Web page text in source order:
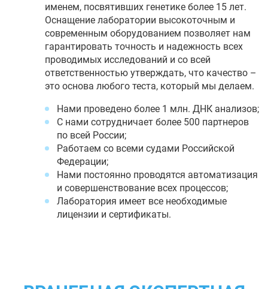
именем, посвятивших генетике более 15 лет.
Оснащение лаборатории высокоточным и
современным оборудованием позволяет нам
гарантировать точность и надежность всех
проводимых исследований и со всей
ответственностью утверждать, что качество –
это основа любого теста, который мы делаем.
Нами проведено более 1 млн. ДНК анализов;
С нами сотрудничает более 500 партнеров
по всей России;
Работаем со всеми судами Российской
Федерации;
Нами постоянно проводятся автоматизация
и совершенствование всех процессов;
Лаборатория имеет все необходимые
лицензии и сертификаты.